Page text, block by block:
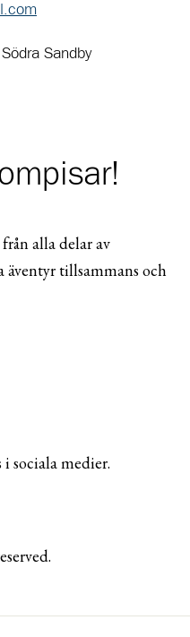
Sandby
alla delar av
äventyr tillsammans och
i sociala medier.